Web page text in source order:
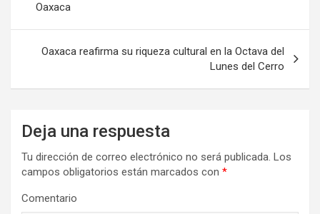
entradas
Oaxaca
Oaxaca reafirma su riqueza cultural en la Octava del
Lunes del Cerro
Deja una respuesta
Tu dirección de correo electrónico no será publicada. Los
campos obligatorios están marcados con *
Comentario